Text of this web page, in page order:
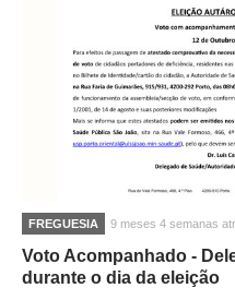
FREGUESIA 9 meses 4 semanas
Voto Acompanhado -
durante o dia da eleição